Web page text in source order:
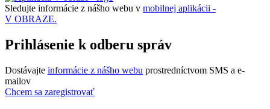
Sledujte informácie z nášho webu v mobilnej aplikácii -
V OBRAZE.
Prihlásenie k odberu správ
Dostávajte informácie z nášho webu prostredníctvom SMS a e-
mailov
Chcem sa zaregistrovať